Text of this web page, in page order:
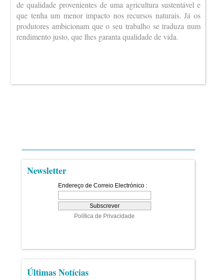
de qualidade provenientes de uma agricultura sustentável e
que tenha um menor impacto nos recursos naturais. Já os
produtores ambicionam que o seu trabalho se traduza num
rendimento justo, que lhes garanta qualidade de vida.
Newsletter
Últimas Notícias